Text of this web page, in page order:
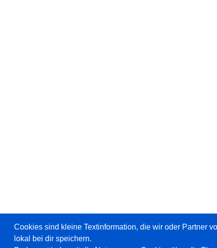
Cookies sind kleine Textinformation, die wir oder Partner
lokal bei dir speichern.